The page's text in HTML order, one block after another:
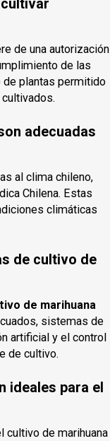
de una autorización
de las
plantas permitido
adecuadas
al clima chileno,
Chilena. Estas
climáticas
de cultivo de
de marihuana
sistemas de
artificial y el control
de cultivo.
ideales para el
cultivo de marihuana